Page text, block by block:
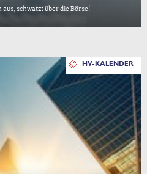
schwatzt über die Börse!
HV-KALENDER